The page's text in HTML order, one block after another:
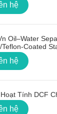
hệ
Oil–Water
Teflon‑Coated
hệ
Tính DCF
hệ